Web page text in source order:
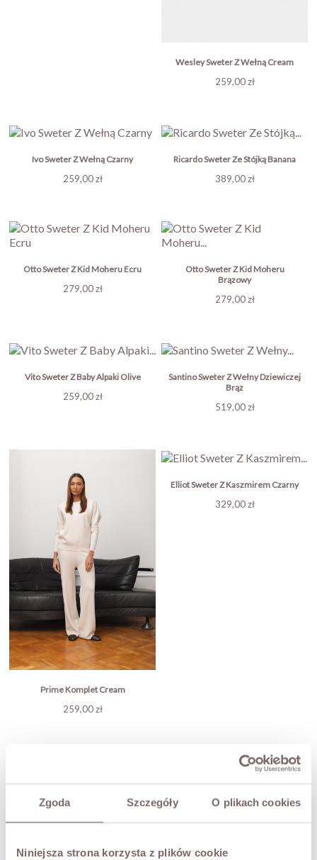
Zgoda Szczegóły O plikach cookies
Niniejsza strona korzysta z plików cookie
Wesley Sweter Z Wełną Cream
Cena
259,00 zł
Ivo Sweter Z Wełną Czarny
Cena
259,00 zł
Ricardo Sweter Ze Stójką Banana
Cena
389,00 zł
Otto Sweter Z Kid Moheru Ecru
Cena
279,00 zł
Otto Sweter Z Kid Moheru
Brązowy
Cena
279,00 zł
Vito Sweter Z Baby Alpaki Olive
Cena
259,00 zł
Santino Sweter Z Wełny Dziewiczej
Brąz
Cena
519,00 zł
Prime Komplet Cream
Cena
259,00 zł
Elliot Sweter Z Kaszmirem Czarny
Cena
329,00 zł
1 2 3 … 10 